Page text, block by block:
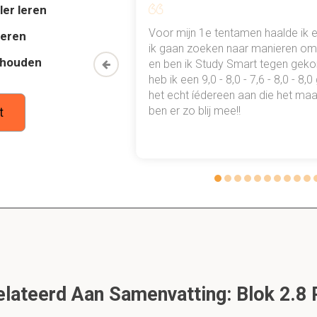
gedrag episodes evalueerbaar?
hebben worden niet gekend of erkent door alle
met elkaar te maken hebben. Maar het is zeker mogelijk
die erg/niet erg wenselijk zijn voor de organisatie en
zijn intelligentie en counsientieusheid. Er is hier een
leren
mn
een heel
gewoon
Voor mijn 1e tentamen haalde ik
ik gaan zoeken naar manieren
en ben ik Study Smart tegen
heb ik een 9,0 - 8,0 - 7,6 - 8,0 -
het echt íédereen aan die het
ben er zo blij mee!!
Aan Samenvatting: Blok